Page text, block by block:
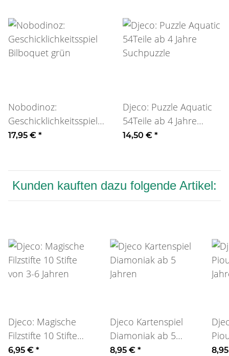
Nobodinoz:
Geschicklichkeitsspiel
Bilboquet grün
17,95 € *
Djeco: Puzzle Aquatic
54Teile ab 4 Jahre
Suchpuzzle
14,50 € *
Kunden kauften dazu folgende Artikel:
Djeco: Magische
Filzstifte 10 Stifte
von 3-6 Jahren
6,95 € *
Djeco Kartenspiel
Diamoniak ab 5
Jahren
8,95 € *